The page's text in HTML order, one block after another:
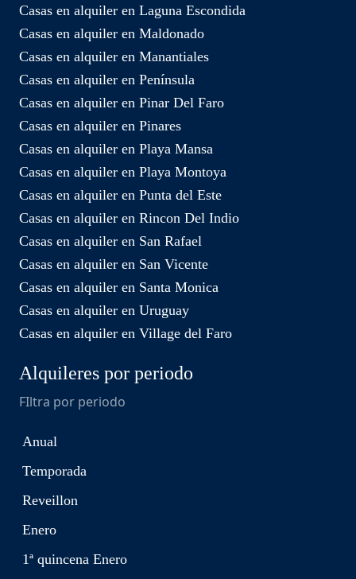
Casas en alquiler en Laguna Escondida
Casas en alquiler en Maldonado
Casas en alquiler en Manantiales
Casas en alquiler en Península
Casas en alquiler en Pinar Del Faro
Casas en alquiler en Pinares
Casas en alquiler en Playa Mansa
Casas en alquiler en Playa Montoya
Casas en alquiler en Punta del Este
Casas en alquiler en Rincon Del Indio
Casas en alquiler en San Rafael
Casas en alquiler en San Vicente
Casas en alquiler en Santa Monica
Casas en alquiler en Uruguay
Casas en alquiler en Village del Faro
Alquileres por periodo
FIltra por periodo
Anual
Temporada
Reveillon
Enero
1ª quincena Enero